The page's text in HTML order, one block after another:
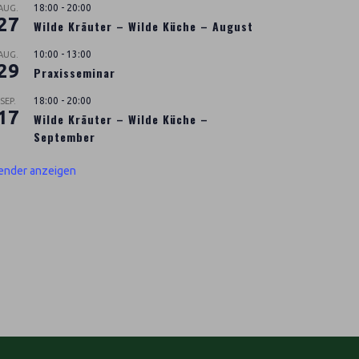
18:00 - 20:00
Wilde Kräuter – Wilde Küche – August
10:00 - 13:00
Praxisseminar
SEP. 18:00 - 20:00
Wilde Kräuter – Wilde Küche –
September
anzeigen